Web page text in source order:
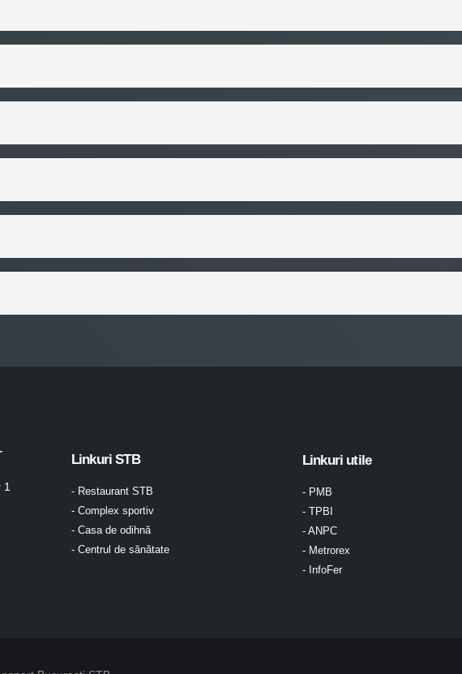
Linkuri STB
- Restaurant STB
- Complex sportiv
- Casa de odihnă
- Centrul de sănătate
Linkuri utile
- PMB
- TPBI
- ANPC
- Metrorex
- InfoFer